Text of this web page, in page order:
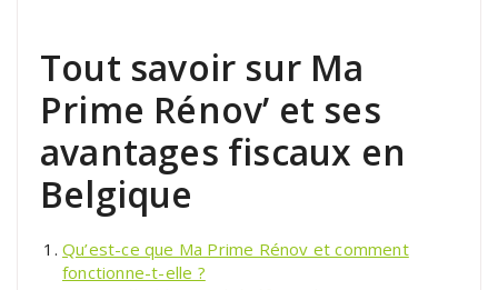
Tout savoir sur Ma
Prime Rénov’ et ses
avantages fiscaux en
Belgique
Qu’est-ce que Ma Prime Rénov et comment
fonctionne-t-elle ?